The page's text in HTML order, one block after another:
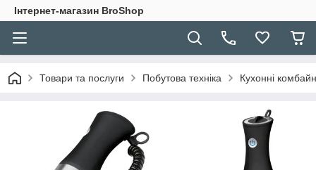
Інтернет-магазин BroShop
Товари та послуги Побутова техніка Кухонні